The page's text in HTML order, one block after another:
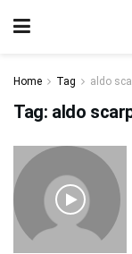
Home Tag aldo
Tag: aldo